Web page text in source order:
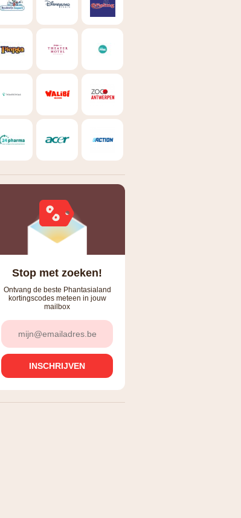
Stop met zoeken!
Ontvang de beste Phantasialand
kortingscodes meteen in jouw
mailbox